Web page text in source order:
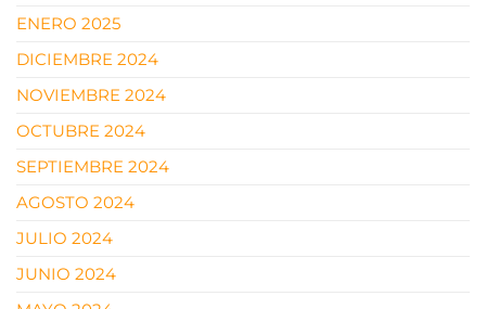
ENERO 2025
DICIEMBRE 2024
NOVIEMBRE 2024
OCTUBRE 2024
SEPTIEMBRE 2024
AGOSTO 2024
JULIO 2024
JUNIO 2024